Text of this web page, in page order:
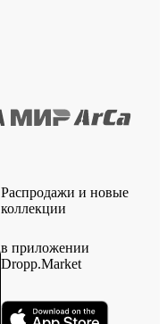
Распродажи и новые
коллекции
в приложении
Dropp.Market